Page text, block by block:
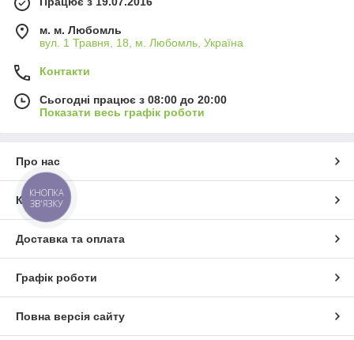
м. м. Любомль
вул. 1 Травня, 18, м. Любомль, Україна
Контакти
Сьогодні працює з 08:00 до 20:00
Показати весь графік роботи
Про нас
Контакти
Доставка та оплата
Графік роботи
Повна версія сайту
КНОПКА
ЗВ'ЯЗКУ